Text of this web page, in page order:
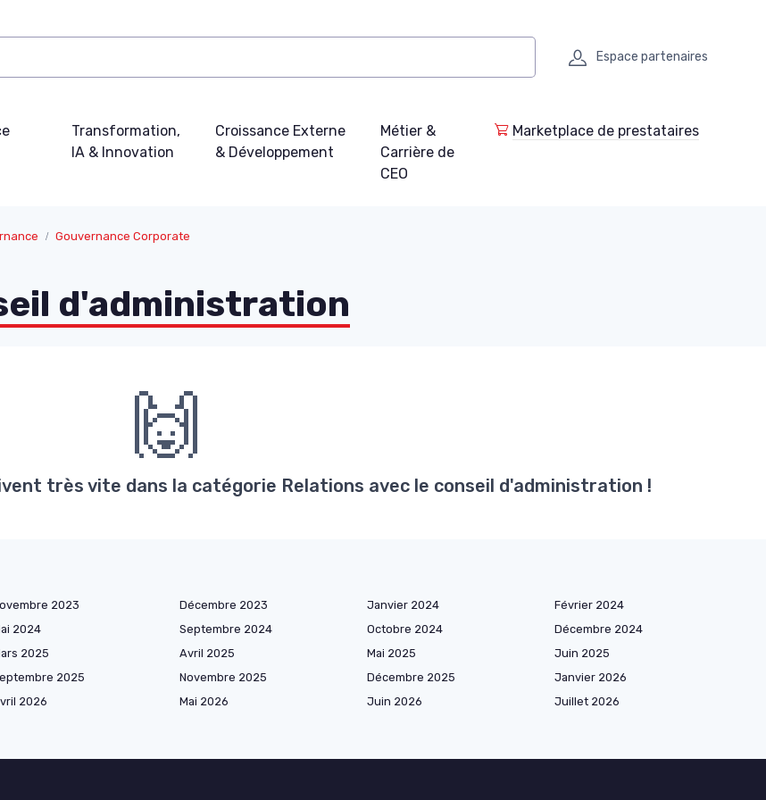
Espace partenaires
Transformation,
IA & Innovation
Croissance Externe
& Développement
Métier &
Carrière de
CEO
Marketplace de prestataires
Gouvernance Corporate
d'administration
🙌
très vite dans la catégorie Relations avec le conseil d'administration !
2023 Décembre 2023 Janvier 2024
Février 2024
2024 Septembre 2024 Octobre 2024
Décembre 2024
2025 Avril 2025 Mai 2025
Juin 2025
2025 Novembre 2025 Décembre 2025
Janvier 2026
2026 Mai 2026 Juin 2026
Juillet 2026